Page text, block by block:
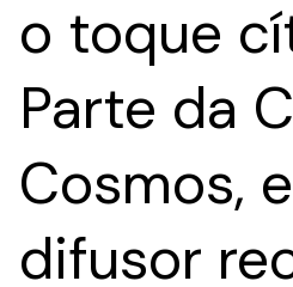
o toque
Parte da
Cosmos,
difusor